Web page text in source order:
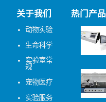
关于我们
动物实验
生命科学
实验室常
规
宠物医疗
实验服务
热门产品